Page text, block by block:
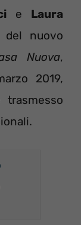
e Laura
nuovo
Nuova,
2019,